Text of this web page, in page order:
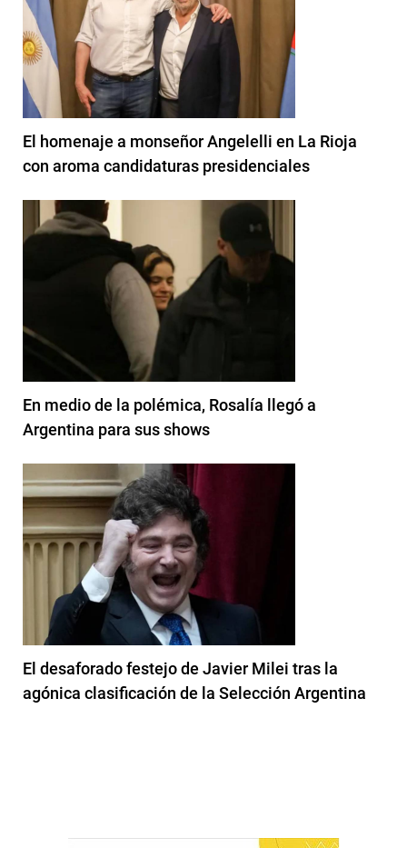
El homenaje a monseñor Angelelli en La Rioja
con aroma candidaturas presidenciales
En medio de la polémica, Rosalía llegó a
Argentina para sus shows
El desaforado festejo de Javier Milei tras la
agónica clasificación de la Selección Argentina